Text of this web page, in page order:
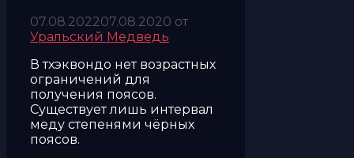
07.08.202207.08.2020 от
Уральский Медведь
В тхэквондо нет возрастных
ограничений для
получения поясов.
Существует лишь интервал
меду степенями чёрных
поясов.